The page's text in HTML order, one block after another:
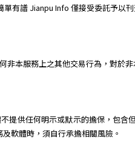
有譜 Jianpu Info 僅接受委託予以
本服務上之其他交易行為，對於
提供任何明示或默示的擔保，包
軟體時，須自行承擔相關風險。